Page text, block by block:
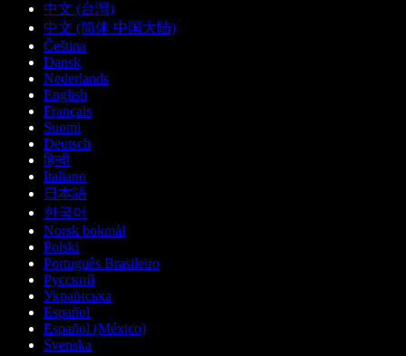
中文 (台灣)
中文 (简体 中国大陆)
Čeština
Dansk
Nederlands
English
Français
Suomi
Deutsch
हिन्दी
Italiano
日本語
한국어
Norsk bokmål
Polski
Português Brasileiro
Русский
Українська
Español
Español (México)
Svenska